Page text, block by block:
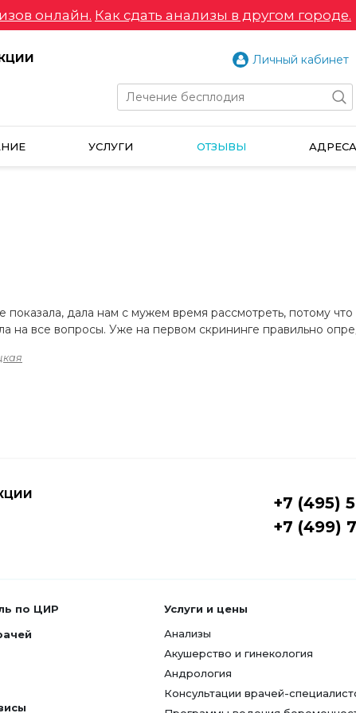
онлайн. Как сдать анализы в другом городе.
Личный кабинет
УСЛУГИ ОТЗЫВЫ АДРЕСА
дала нам с мужем время рассмотреть, потому что
на все вопросы. Уже на первом скрининге правильно
+7 (495)
+7 (499)
по ЦИР
Услуги и цены
Анализы
Акушерство и гинекология
Андрология
Консультации врачей-